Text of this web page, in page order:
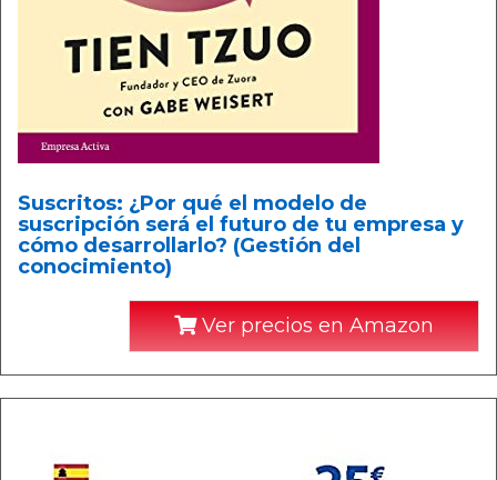
Suscritos: ¿Por qué el modelo de
suscripción será el futuro de tu empresa y
cómo desarrollarlo? (Gestión del
conocimiento)
Ver precios en Amazon